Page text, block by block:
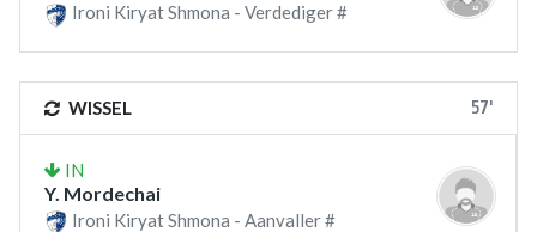
Ironi Kiryat Shmona - Verdediger #
WISSEL 57'
IN
Y. Mordechai
Ironi Kiryat Shmona - Aanvaller #